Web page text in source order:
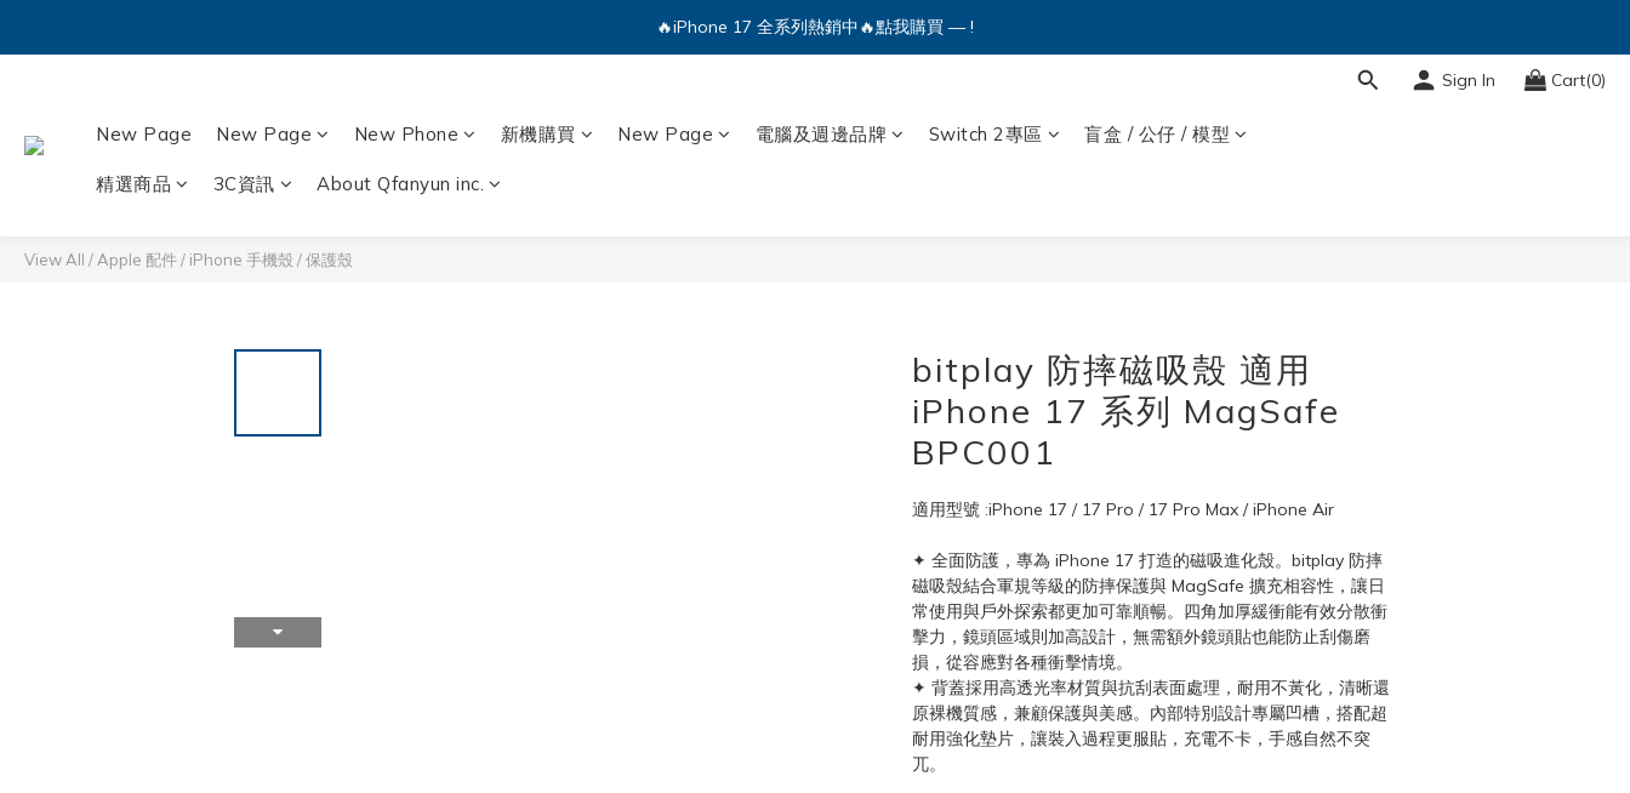
🔥iPhone 17 全系列熱銷中🔥點我購買 — !
💕加入Q哥 Line 新好友領優惠券！🎫
Sign In Cart(0)
New Page New Page New Phone 新機購買 New Page 電腦及週邊品牌 Switch 2專區 盲盒 / 公仔 / 模型
精選商品 3C資訊 About Qfanyun inc.
View All / Apple 配件/ iPhone 手機殼 / 保護殼
bitplay 防摔磁吸殼 適用
iPhone 17 系列 MagSafe
BPC001
適用型號 :iPhone 17 / 17 Pro / 17 Pro Max / iPhone Air
✦ 全面防護，專為 iPhone 17 打造的磁吸進化殼。bitplay 防摔
磁吸殼結合軍規等級的防摔保護與 MagSafe 擴充相容性，讓日
常使用與戶外探索都更加可靠順暢。四角加厚緩衝能有效分散衝
擊力，鏡頭區域則加高設計，無需額外鏡頭貼也能防止刮傷磨
損，從容應對各種衝擊情境。
✦ 背蓋採用高透光率材質與抗刮表面處理，耐用不黃化，清晰還
原裸機質感，兼顧保護與美感。內部特別設計專屬凹槽，搭配超
耐用強化墊片，讓裝入過程更服貼，充電不卡，手感自然不突
兀。